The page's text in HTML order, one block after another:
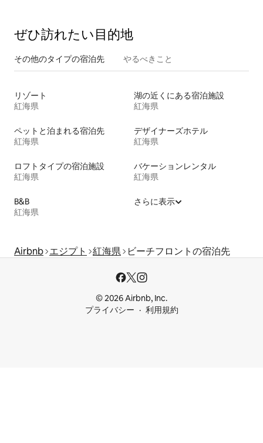
ぜひ訪⁠れ⁠た⁠い目⁠的⁠地
その他のタ⁠イ⁠プ⁠の宿⁠泊⁠先 やるべきこと
リゾート
紅海県
湖の近くにある宿泊施設
紅海県
ペットと泊まれる宿泊先
紅海県
デザイナーズホテル
紅海県
ロフトタイプの宿泊施設
紅海県
バケーションレンタル
紅海県
B&B
紅海県
さらに表示
Airbnb エジプト 紅海県 ビーチフロントの宿泊先
© 2026 Airbnb, Inc.
プライバシー
利用規約